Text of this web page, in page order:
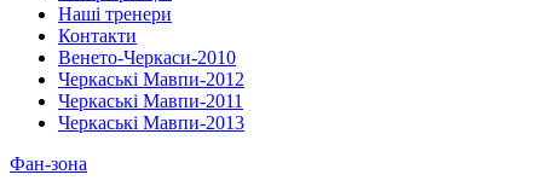
Наші тренери
Контакти
Венето-Черкаси-2010
Черкаські Мавпи-2012
Черкаські Мавпи-2011
Черкаські Мавпи-2013
Фан-зона